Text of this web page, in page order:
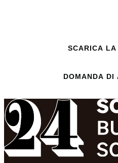
SCARICA LA
DOMANDA DI